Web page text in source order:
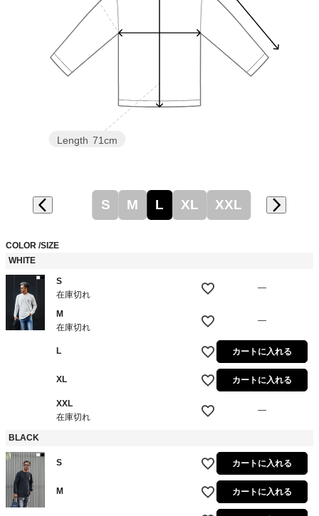
Length 71cm
S M L XL XXL
COLOR SIZE
WHITE
S
在庫切れ
—
M
在庫切れ
—
L カートに入れる
XL カートに入れる
XXL
在庫切れ
—
BLACK
S カートに入れる
M カートに入れる